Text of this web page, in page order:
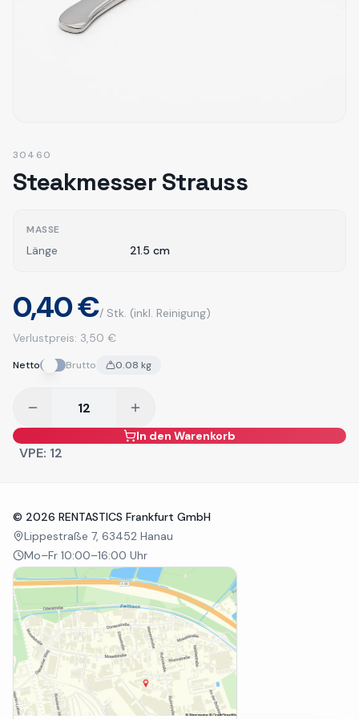
30460
Steakmesser Strauss
MASSE
Länge 21.5 cm
0,40 €/ Stk. (inkl. Reinigung)
Verlustpreis: 3,50 €
Netto Brutto 0.08 kg
In den Warenkorb
VPE: 12
© 2026 RENTASTICS Frankfurt GmbH
Lippestraße 7, 63452 Hanau
Mo–Fr 10:00–16:00 Uhr